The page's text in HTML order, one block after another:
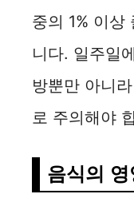
중의 1% 이상
니다. 일주일
방뿐만 아니
로 주의해야
음식의 영